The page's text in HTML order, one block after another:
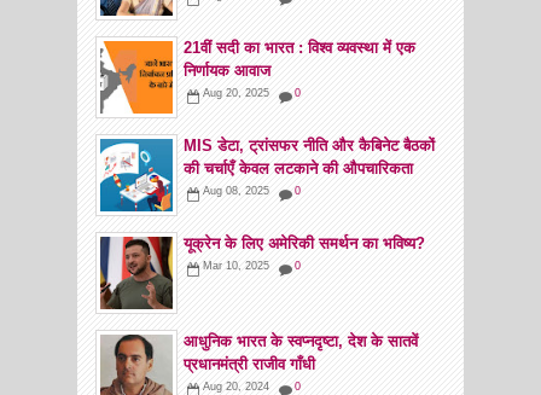
21वीं सदी का भारत : विश्व व्यवस्था में एक
निर्णायक आवाज
Aug 20, 2025 0
MIS डेटा, ट्रांसफर नीति और कैबिनेट बैठकों
की चर्चाएँ केवल लटकाने की औपचारिकता
Aug 08, 2025 0
यूक्रेन के लिए अमेरिकी समर्थन का भविष्य?
Mar 10, 2025 0
आधुनिक भारत के स्वप्नदृष्टा, देश के सातवें
प्रधानमंत्री राजीव गाँधी
Aug 20, 2024 0